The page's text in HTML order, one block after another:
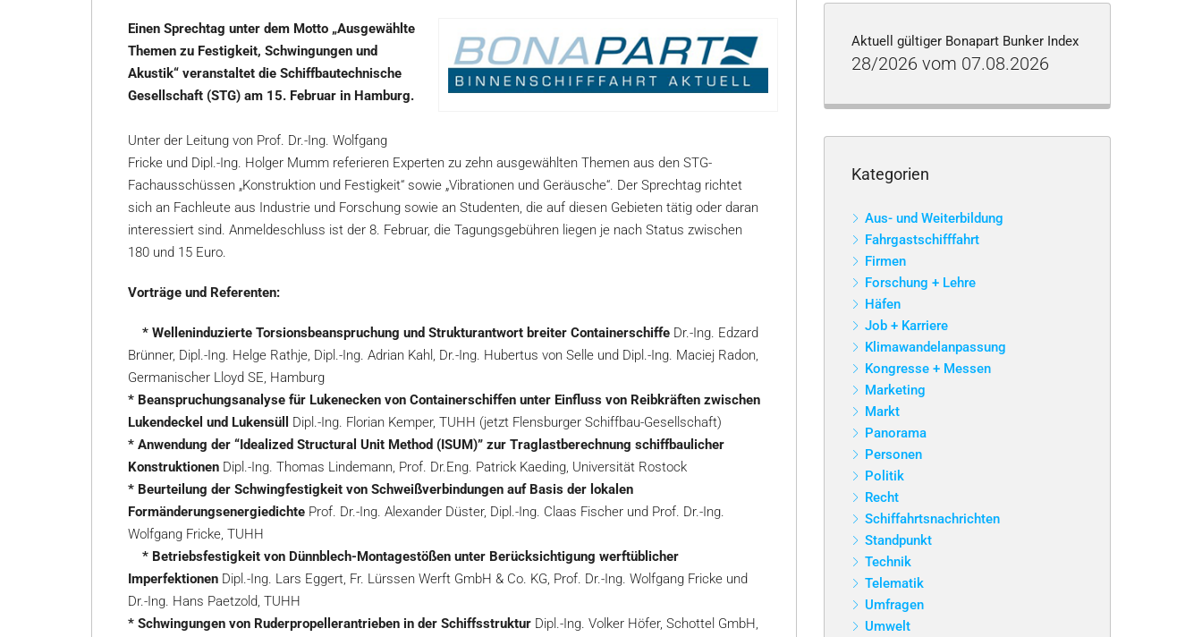
Einen Sprechtag unter dem Motto „Ausgewählte
Themen zu Festigkeit, Schwingungen und
Akustik“ veranstaltet die Schiffbautechnische
Gesellschaft (STG) am 15. Februar in Hamburg.
Unter der Leitung von Prof. Dr.-Ing. Wolfgang
Fricke und Dipl.-Ing. Holger Mumm referieren Experten zu zehn ausgewählten Themen aus den STG-
Fachausschüssen „Konstruktion und Festigkeit“ sowie „Vibrationen und Geräusche“. Der Sprechtag richtet
sich an Fachleute aus Industrie und Forschung sowie an Studenten, die auf diesen Gebieten tätig oder daran
interessiert sind. Anmeldeschluss ist der 8. Februar, die Tagungsgebühren liegen je nach Status zwischen
180 und 15 Euro.
Vorträge und Referenten:
* Welleninduzierte Torsionsbeanspruchung und Strukturantwort breiter Containerschiffe Dr.-Ing. Edzard
Brünner, Dipl.-Ing. Helge Rathje, Dipl.-Ing. Adrian Kahl, Dr.-Ing. Hubertus von Selle und Dipl.-Ing. Maciej Radon,
Germanischer Lloyd SE, Hamburg
* Beanspruchungsanalyse für Lukenecken von Containerschiffen unter Einfluss von Reibkräften zwischen
Lukendeckel und Lukensüll Dipl.-Ing. Florian Kemper, TUHH (jetzt Flensburger Schiffbau-Gesellschaft)
* Anwendung der “Idealized Structural Unit Method (ISUM)” zur Traglastberechnung schiffbaulicher
Konstruktionen Dipl.-Ing. Thomas Lindemann, Prof. Dr.Eng. Patrick Kaeding, Universität Rostock
* Beurteilung der Schwingfestigkeit von Schweißverbindungen auf Basis der lokalen
Formänderungsenergiedichte Prof. Dr.-Ing. Alexander Düster, Dipl.-Ing. Claas Fischer und Prof. Dr.-Ing.
Wolfgang Fricke, TUHH
* Betriebsfestigkeit von Dünnblech-Montagestößen unter Berücksichtigung werftüblicher
Imperfektionen Dipl.-Ing. Lars Eggert, Fr. Lürssen Werft GmbH & Co. KG, Prof. Dr.-Ing. Wolfgang Fricke und
Dr.-Ing. Hans Paetzold, TUHH
* Schwingungen von Ruderpropellerantrieben in der Schiffsstruktur Dipl.-Ing. Volker Höfer, Schottel GmbH,
Aktuell gültiger Bonapart Bunker Index
28/2026 vom 07.08.2026
Kategorien
Aus- und Weiterbildung
Fahrgastschifffahrt
Firmen
Forschung + Lehre
Häfen
Job + Karriere
Klimawandelanpassung
Kongresse + Messen
Marketing
Markt
Panorama
Personen
Politik
Recht
Schiffahrtsnachrichten
Standpunkt
Technik
Telematik
Umfragen
Umwelt